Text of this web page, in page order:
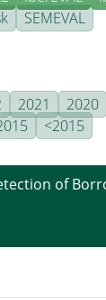
SEMEVAL
2021 2020
<2015
of